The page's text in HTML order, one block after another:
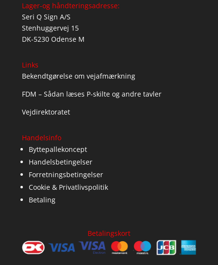
Lager-og håndteringsadresse:
Seri Q Sign A/S
Stenhuggervej 15
DK-5230 Odense M
Links
Bekendtgørelse om vejafmærkning
FDM – Sådan læses P-skilte og andre tavler
Vejdirektoratet
Handelsinfo
Byttepallekoncept
Handelsbetingelser
Forretningsbetingelser
Cookie & Privatlivspolitik
Betaling
Betalingskort